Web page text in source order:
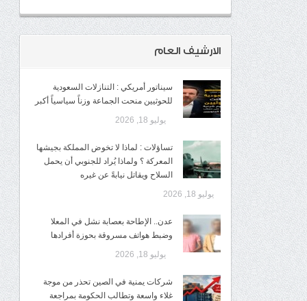
الارشيف العام
سيناتور أمريكي : التنازلات السعودية
للحوثيين منحت الجماعة وزناً سياسياً أكبر
يوليو 18, 2026
تساؤلات : لماذا لا تخوض المملكة بجيشها
المعركة ؟ ولماذا يُراد للجنوبي أن يحمل
السلاح ويقاتل نيابةً عن غيره
يوليو 18, 2026
عدن.. الإطاحة بعصابة نشل في المعلا
وضبط هواتف مسروقة بحوزة أفرادها
يوليو 18, 2026
شركات يمنية في الصين تحذر من موجة
غلاء واسعة وتطالب الحكومة بمراجعة